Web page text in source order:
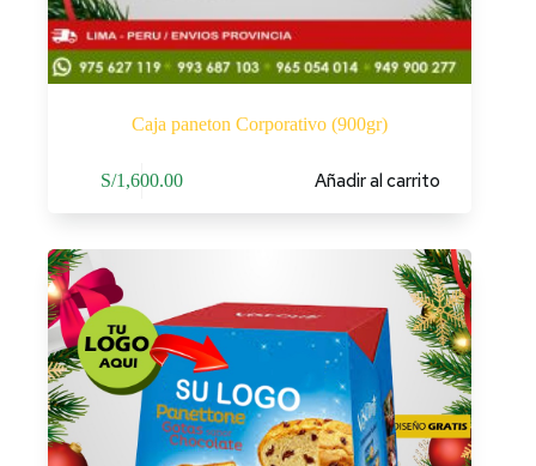
Caja paneton Corporativo (900gr)
S/1,600.00 Añadir al carrito